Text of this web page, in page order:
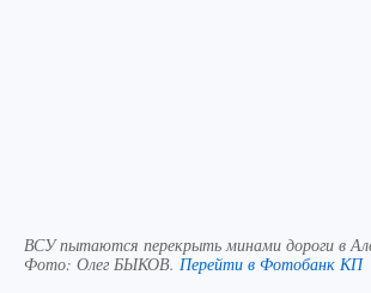
ВСУ пытаются перекрыть минами дороги в
Фото: Олег БЫКОВ. Перейти в Фотобанк КП